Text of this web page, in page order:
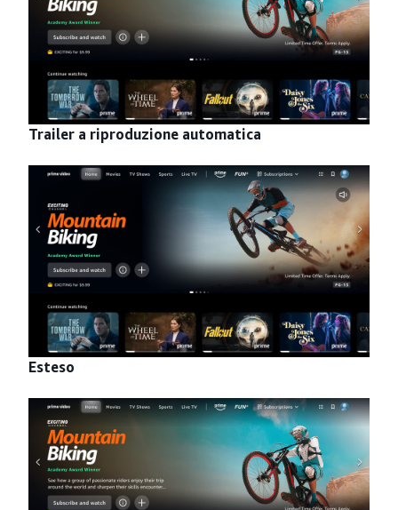
Trailer a riproduzione automatica
Esteso